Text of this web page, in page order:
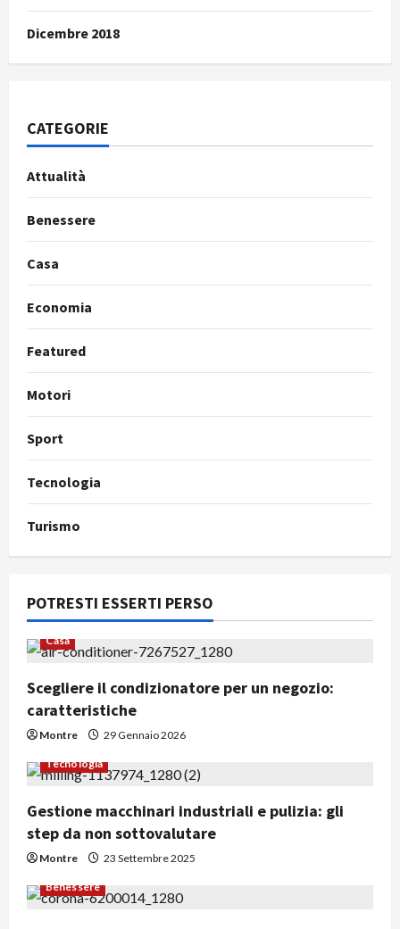
Dicembre 2018
CATEGORIE
Attualità
Benessere
Casa
Economia
Featured
Motori
Sport
Tecnologia
Turismo
POTRESTI ESSERTI PERSO
Casa
Scegliere il condizionatore per un negozio:
caratteristiche
Montre 29 Gennaio 2026
Tecnologia
Gestione macchinari industriali e pulizia: gli
step da non sottovalutare
Montre 23 Settembre 2025
Benessere